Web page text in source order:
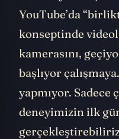
YouTube’da
konseptinde
kamerasını,
başlıyor
yapmıyor. Sadece
deneyimizin ilk